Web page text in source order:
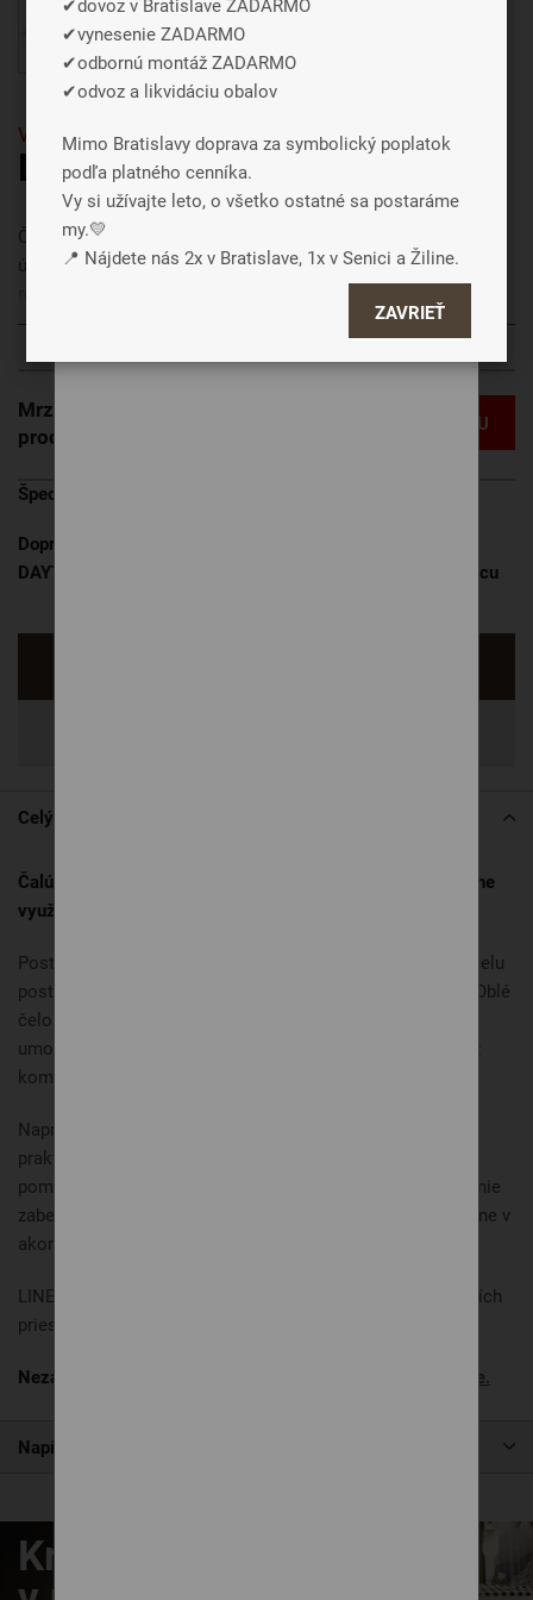
✔dovoz v Bratislave ZADARMO
✔vynesenie ZADARMO
✔odbornú montáž ZADARMO
✔odvoz a likvidáciu obalov
Mimo Bratislavy doprava za symbolický poplatok
podľa platného cenníka.
Vy si užívajte leto, o všetko ostatné sa postaráme
my.💛
📍 Nájdete nás 2x v Bratislave, 1x v Senici a Žiline.
ZAVRIEŤ
VÝPREDAJ
LINEA F 200 x 120
Čalúnená posteľ LINEA – posteľ do menších izieb s veľkým
úložným priestorom. Príjemne oblé, nižšie čelo, kompaktné
spálňu. Ideálne pre všetkých, ktorý hľadajú maximum pohodlia
Mrzí nás to, ale tento
produkt už nie je v ponuke.
MÁM OTÁZKU
Špecifikácia uvedenej ceny
Dopredaj skladových zásob, LINEA F 200 x 120, látka
DAYTONA 49, v cene je vyklápací drevený rošt, bez matracu
Celý popis
Čalúnená posteľ LINEA – oblé čelo, štíhle línie a maximálne
využitie priestoru.
Posteľ LINEA vďaka menším rozmerom a jemne oblému čelu
postele skvele zapadne aj do menších spální či podkroví. Oblé
čelo je príjemné pri opieraní sa a výška čela len 94 cm
umožňuje využitie aj tam, kde je priestor obmedzený – bez
kompromisov na pohodlí.
Napriek kompaktným rozmerom ponúka posteľ veľký a
praktický úložný priestor, ktorý jednoducho sprístupníte
pomocou výklopného roštu. Elegantné čalúnenie a čisté línie
zabezpečujú, že posteľ LINEA pôsobí nadčasovo a moderne v
akomkoľvek interiéri.
LINEA – ideálna posteľ ak hľadáte veľké pohodlie v menších
priestoroch.
Nezabudnite aj na matrac! akciové matrace.
Napíšte nám
Krásne zaspávanie
Súhlasiť a zavrieť
Podrobné nastavenie